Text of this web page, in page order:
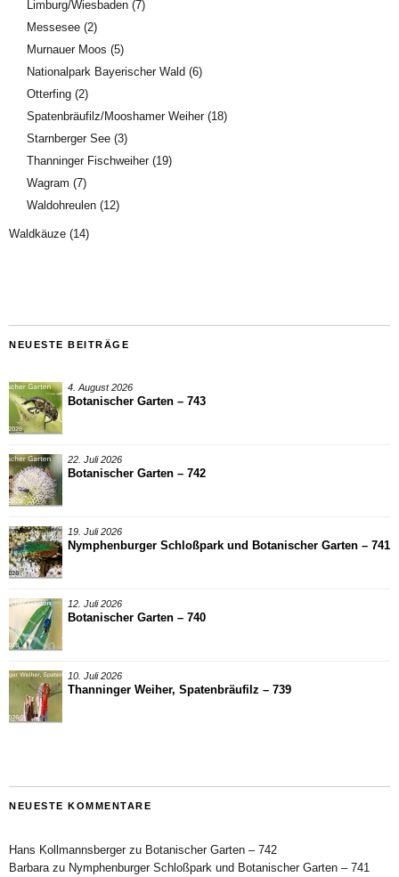
Limburg/Wiesbaden (7)
Messesee (2)
Murnauer Moos (5)
Nationalpark Bayerischer Wald (6)
Otterfing (2)
Spatenbräufilz/Mooshamer Weiher(18)
Starnberger See (3)
Thanninger Fischweiher(19)
Wagram (7)
Waldohreulen (12)
Waldkäuze (14)
NEUESTE BEITRÄGE
4. August 2026
Botanischer Garten – 743
22. Juli 2026
Botanischer Garten – 742
19. Juli 2026
Nymphenburger Schloßpark und Botanischer Garten – 741
12. Juli 2026
Botanischer Garten – 740
10. Juli 2026
Thanninger Weiher, Spatenbräufilz – 739
NEUESTE KOMMENTARE
Hans Kollmannsbergerzu Botanischer Garten – 742
Barbara zu Nymphenburger Schloßpark und Botanischer Garten – 741